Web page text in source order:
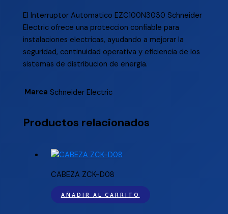
El Interruptor Automatico EZC100N3030 Schneider
Electric ofrece una proteccion confiable para
instalaciones electricas, ayudando a mejorar la
seguridad, continuidad operativa y eficiencia de los
sistemas de distribucion de energia.
Marca Schneider Electric
Productos relacionados
CABEZA ZCK-D08
AÑADIR AL CARRITO